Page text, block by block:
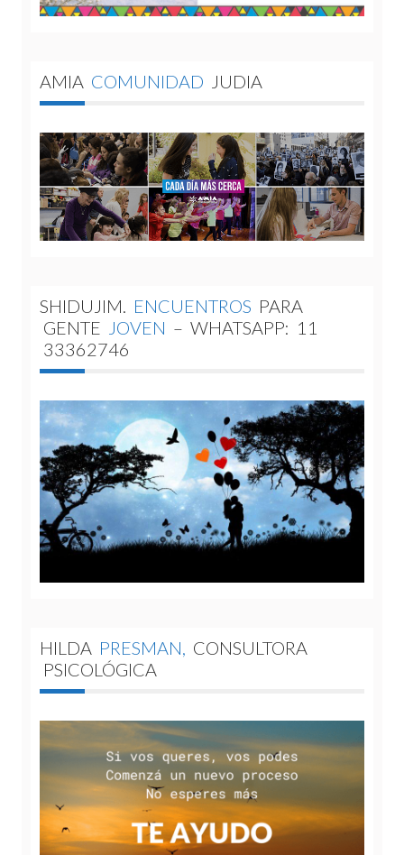
AMIA COMUNIDAD JUDIA
SHIDUJIM. ENCUENTROS PARA
GENTE JOVEN – WHATSAPP: 11
33362746
HILDA PRESMAN, CONSULTORA
PSICOLÓGICA